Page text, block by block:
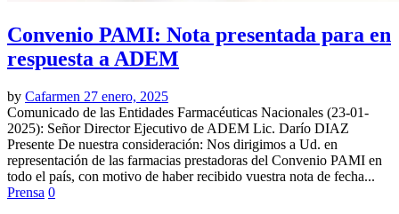
Convenio PAMI: Nota presentada para en
respuesta a ADEM
by Cafarmen 27 enero, 2025
Comunicado de las Entidades Farmacéuticas Nacionales (23-01-
2025): Señor Director Ejecutivo de ADEM Lic. Darío DIAZ
Presente De nuestra consideración: Nos dirigimos a Ud. en
representación de las farmacias prestadoras del Convenio PAMI en
todo el país, con motivo de haber recibido vuestra nota de fecha...
Prensa 0